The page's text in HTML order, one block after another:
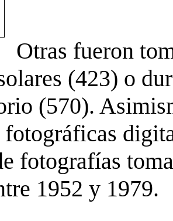
Otras fueron
(423) o
(570).
fotografías
1952 y 1979.